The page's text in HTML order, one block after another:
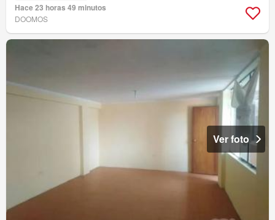
Hace 23 horas 49 minutos
DOOMOS
Ver foto